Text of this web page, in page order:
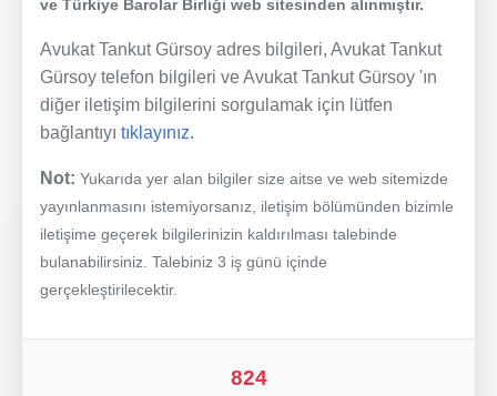
ve Türkiye Barolar Birliği web sitesinden alınmıştır.
Avukat Tankut Gürsoy adres bilgileri, Avukat Tankut
Gürsoy telefon bilgileri ve Avukat Tankut Gürsoy 'ın
diğer iletişim bilgilerini sorgulamak için lütfen
bağlantıyı tıklayınız.
Not: Yukarıda yer alan bilgiler size aitse ve web sitemizde
yayınlanmasını istemiyorsanız, iletişim bölümünden bizimle
iletişime geçerek bilgilerinizin kaldırılması talebinde
bulanabilirsiniz. Talebiniz 3 iş günü içinde
gerçekleştirilecektir.
824